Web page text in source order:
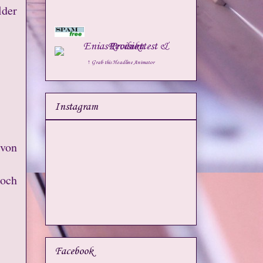
↑ Grab this Headline Animator
Instagram
Facebook